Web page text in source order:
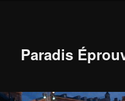
Paradis